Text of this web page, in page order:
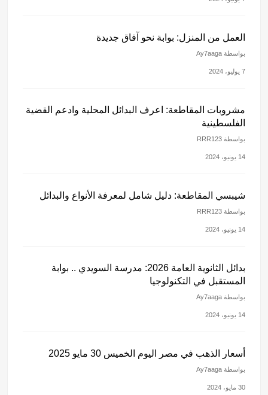
العمل من المنزل: بوابة نحو آفاق جديدة
بواسطة Ay7aaga
7 يوليو، 2024
مشروبات المقاطعة: اعرف البدائل المحلية وادعم القضية
الفلسطينية
بواسطة RRR123
14 يونيو، 2024
شيبسي المقاطعة: دليل شامل لمعرفة الأنواع والبدائل
بواسطة RRR123
14 يونيو، 2024
بدائل الثانوية العامة 2026: مدرسة السويدي .. بوابة
المستقبل في التكنولوجيا
بواسطة Ay7aaga
14 يونيو، 2024
أسعار الذهب في مصر اليوم الخميس 30 مايو 2025
بواسطة Ay7aaga
30 مايو، 2024